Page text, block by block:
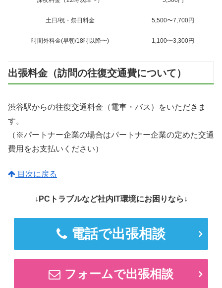
土日/祝・祭日料金 5,500〜7,700円
時間外料金(早朝/18時以降〜) 1,100〜3,300円
出張料金（訪問の往復交通費について）
渋谷駅からの往復交通料金（電車・バス）をいただきま
す。
（※パートナー企業の場合はパートナー企業の定めた交通
費用をお支払いください）
目次に戻る
↓PCトラブルなど社内IT環境にお困りなら↓
電話で出張相談
フォームで出張相談